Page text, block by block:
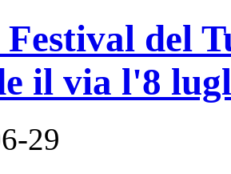
Festival del
il via l'8
29